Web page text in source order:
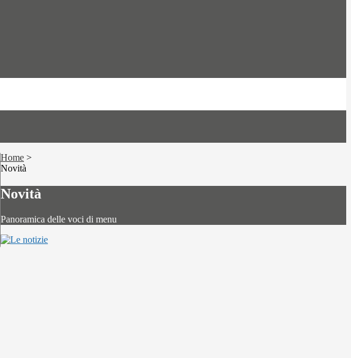
Home >
Novità
Novità
Panoramica delle voci di menu